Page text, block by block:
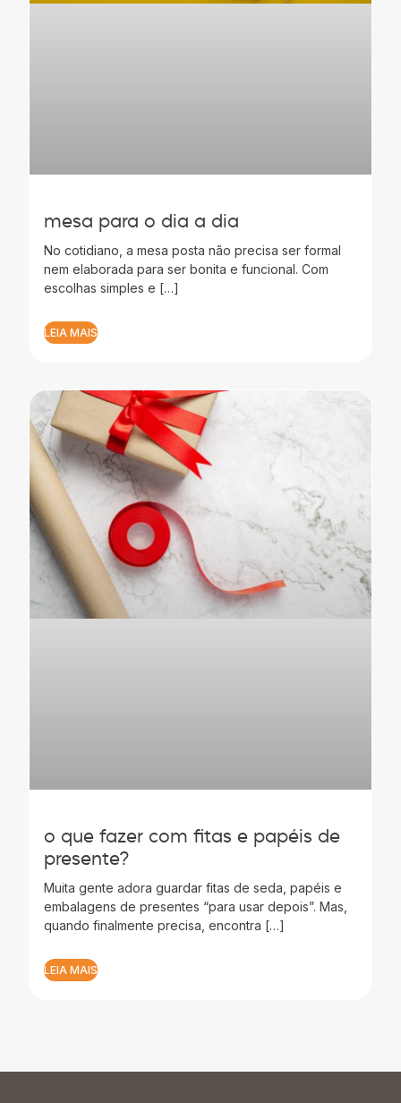
mesa para o dia a dia
No cotidiano, a mesa posta não precisa ser formal
nem elaborada para ser bonita e funcional. Com
escolhas simples e […]
LEIA MAIS
o que fazer com fitas e papéis de
presente?
Muita gente adora guardar fitas de seda, papéis e
embalagens de presentes “para usar depois”. Mas,
quando finalmente precisa, encontra […]
LEIA MAIS